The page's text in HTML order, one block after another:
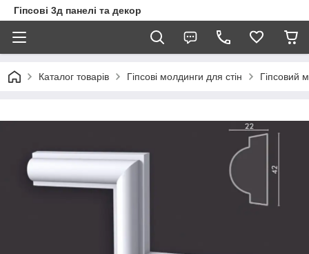
Гіпсові 3д панелі та декор
Каталог товарів Гіпсові молдинги для стін Гіпсовий